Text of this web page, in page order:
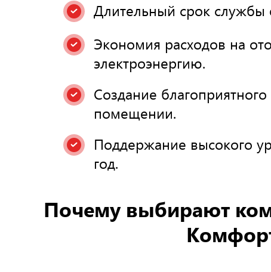
Длительный срок службы
Экономия расходов на
электроэнергию.
Создание
помещении.
Поддержание высокого
год.
Почему выбирают